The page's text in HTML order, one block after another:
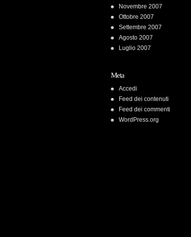
Novembre 2007
Ottobre 2007
Settembre 2007
Agosto 2007
Luglio 2007
Meta
Accedi
Feed dei contenuti
Feed dei commenti
WordPress.org